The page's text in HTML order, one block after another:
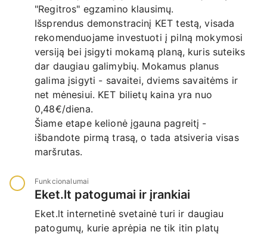
"Regitros" egzamino klausimų.
Išsprendus demonstracinį KET testą, visada
rekomenduojame investuoti į pilną mokymosi
versiją bei įsigyti mokamą planą, kuris suteiks
dar daugiau galimybių. Mokamus planus
galima įsigyti - savaitei, dviems savaitėms ir
net mėnesiui. KET bilietų kaina yra nuo
0,48€/diena.
Šiame etape kelionė įgauna pagreitį -
išbandote pirmą trasą, o tada atsiveria visas
maršrutas.
Funkcionalumai
Eket.lt patogumai ir įrankiai
Eket.lt internetinė svetainė turi ir daugiau
patogumų, kurie aprėpia ne tik itin platų